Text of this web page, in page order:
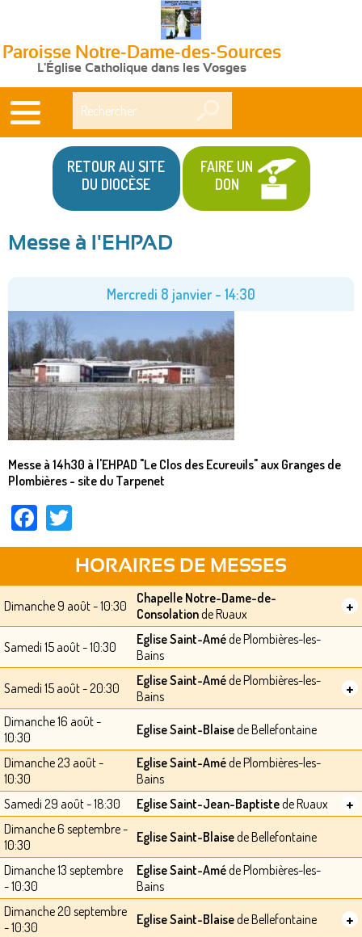
Paroisse Notre-Dame-des-Sources
L'Église Catholique dans les Vosges
RETOUR AU SITE
DU DIOCÈSE
FAIRE UN
DON
ici
Messe à l'EHPAD
Mercredi 8 janvier - 14:30
Messe à 14h30 à l'EHPAD "Le Clos des Ecureuils" aux Granges de
Plombières - site du Tarpenet
Facebook
HORAIRES DE MESSES
Dimanche 9 août - 10:30
Chapelle Notre-Dame-de-
Consolationde Ruaux +
Samedi 15 août - 10:30 Eglise Saint-Améde Plombières-les-
Bains
Samedi 15 août - 20:30 Eglise Saint-Améde Plombières-les-
Bains
+
Dimanche 16 août -
10:30
Eglise Saint-Blaisede Bellefontaine
Dimanche 23 août -
10:30
Eglise Saint-Améde Plombières-les-
Bains
Samedi 29 août - 18:30
Eglise Saint-Jean-Baptistede Ruaux +
Dimanche 6 septembre -
10:30
Eglise Saint-Blaisede Bellefontaine
Dimanche 13 septembre
- 10:30
Eglise Saint-Améde Plombières-les-
Bains
Dimanche 20 septembre
- 10:30
Eglise Saint-Blaisede Bellefontaine +